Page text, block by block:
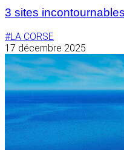
3 sites
#LA CORSE
17 décembre 2025